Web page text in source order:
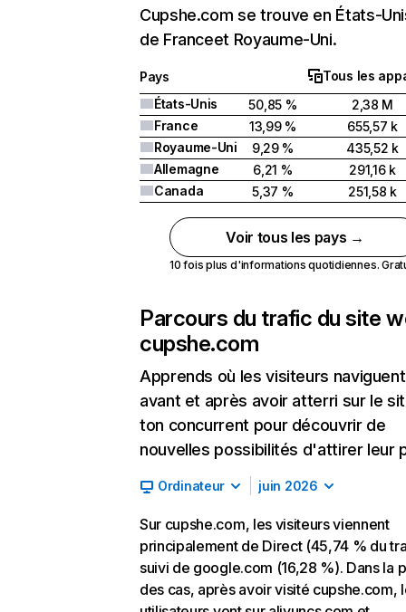
Cupshe.com se trouve en États-
de Franceet Royaume-Uni.
Pays
Tous les
États-Unis
50,85 %
2,38 M
France
13,99 %
655,57 k
Royaume-Uni
9,29 %
435,52 k
Allemagne
6,21 %
291,16 k
Canada
5,37 % 251,58 k
Voir tous les pays →
10 fois plus d'informations quotidiennes.
Parcours du trafic du site
cupshe.com
Apprends où les visiteurs naviguent
avant et après avoir atterri sur le
ton concurrent pour découvrir de
nouvelles possibilités d'attirer leur
Ordinateur juin 2026
Sur cupshe.com, les visiteurs viennent
principalement de Direct (45,74 % du
suivi de google.com (16,28 %). Dans la
des cas, après avoir visité cupshe.com,